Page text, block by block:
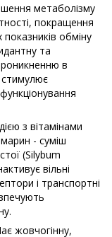
метаболізму
покращення
показників обміну
та
в
стимулює
з вітамінами
- суміш
(Silybum
вільні
і транспортні
жовчогінну,